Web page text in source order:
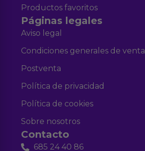
Productos favoritos
Páginas legales
Aviso legal
Condiciones generales de venta
Postventa
Política de privacidad
Política de cookies
Sobre nosotros
Contacto
685 24 40 86